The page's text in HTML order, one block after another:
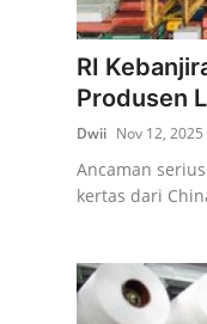
RI
Produsen
Dwii Nov 12, 2025
Ancaman
kertas dari